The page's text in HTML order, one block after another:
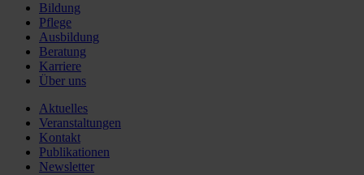
Bildung
Pflege
Ausbildung
Beratung
Karriere
Über uns
Aktuelles
Veranstaltungen
Kontakt
Publikationen
Newsletter